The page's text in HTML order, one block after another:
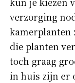
verzorging
kamerplanten
die planten
toch graag
in huis zijn er